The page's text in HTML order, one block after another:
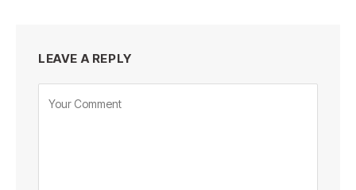
LEAVE A REPLY